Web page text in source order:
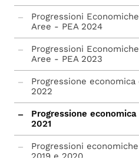
Progressioni
Aree - PEA 2024
Progressioni
Aree - PEA 2023
Progressione
2022
Progressione
2021
Progressioni
2019 e 2020